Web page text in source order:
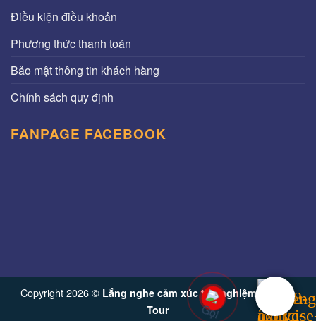
Điều kiện điều khoản
Phương thức thanh toán
Bảo mật thông tin khách hàng
Chính sách quy định
FANPAGE FACEBOOK
Copyright 2026 © Lắng nghe cảm xúc trải nghiệm từ Vinh
Tour